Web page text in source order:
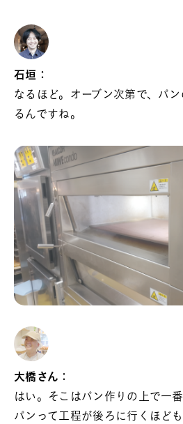
石垣：
なるほど。オーブン次第で、パ
るんですね。
大橋さん：
はい。そこはパン作りの上で一
パンって工程が後ろに行くほど